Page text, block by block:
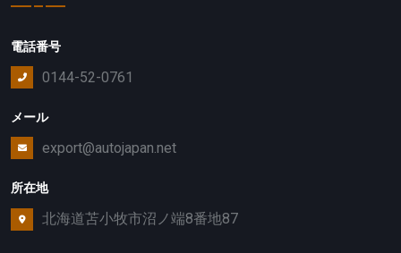
電話番号
0144-52-0761
メール
export@autojapan.net
所在地
北海道苫小牧市沼ノ端8番地87